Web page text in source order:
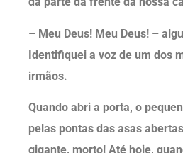
– Meu Deus! Meu Deus! –
Identifiquei a voz de um dos
irmãos.
Quando abri a porta, o
pelas pontas das asas
gigante, morto! Até hoje,